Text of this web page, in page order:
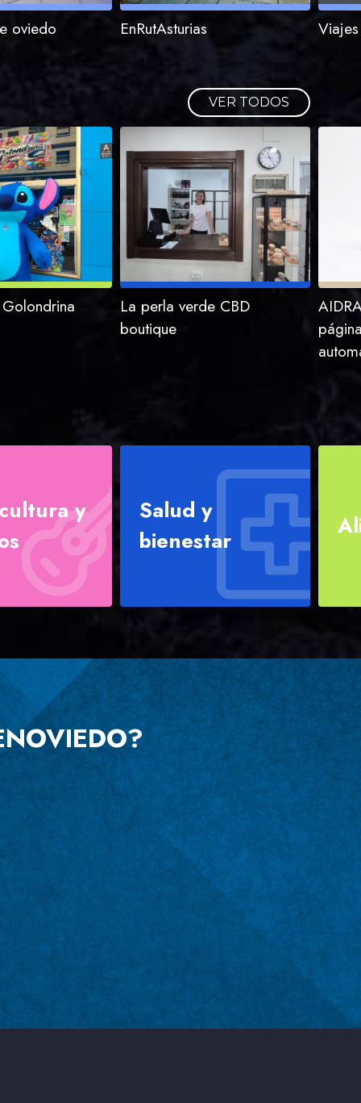
oviedo EnRutAsturias
VER TODOS
La perla verde CBD
boutique
y
Salud y
bienestar